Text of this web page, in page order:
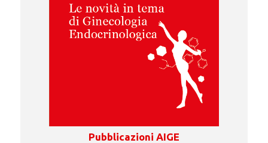
Pubblicazioni AIGE